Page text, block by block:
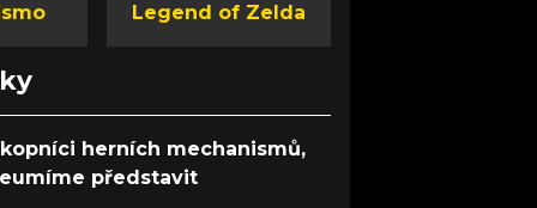
Legend of Zelda
herních mechanismů,
představit